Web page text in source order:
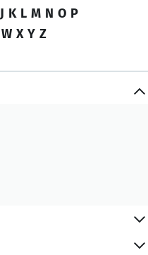
J K L M N O P
W X Y Z